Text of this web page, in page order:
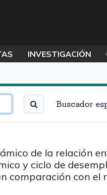
INVESTIGACIÓN
Buscador
de la relación
y ciclo de
comparación con el